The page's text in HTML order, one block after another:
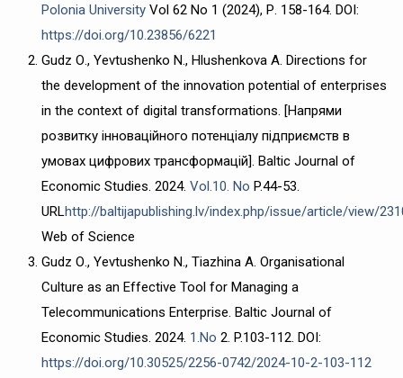
Polonia University Vol 62 No 1 (2024), Р. 158-164. DOI:
https://doi.org/10.23856/6221
Gudz О., Yevtushenko N., Hlushenkova А. Directions for
the development of the innovation potential of enterprises
in the context of digital transformations. [Напрями
розвитку інноваційного потенціалу підприємств в
умовах цифрових трансформацій]. Baltic Journal of
Economic Studies. 2024. Vol.10. No P.44-53.
URLhttp://baltijapublishing.lv/index.php/issue/article/view/
Web of Science
Gudz О., Yevtushenko N., Tiazhina А. Organisational
Culture as an Effective Tool for Managing a
Telecommunications Enterprise. Baltic Journal of
Economic Studies. 2024. 1.No 2. P.103-112. DOI:
https://doi.org/10.30525/2256-0742/2024-10-2-103-112